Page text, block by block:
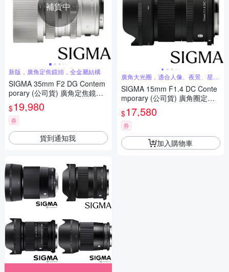
補貨中
新版，廣角定焦鏡頭，全金屬結構
SIGMA 35mm F2 DG Contem
porary (公司貨) 廣角定焦鏡頭
全片幅無反微單眼鏡頭 i系列
$19,980
券
貨到通知我
廣角大光圈，適合人像、夜景、星空
攝影
SIGMA 15mm F1.4 DC Conte
mporary (公司貨) 廣角圈定焦
鏡 星空鏡 人像鏡 APS-C 無反
微單眼專用鏡頭
$17,580
券
加入購物車